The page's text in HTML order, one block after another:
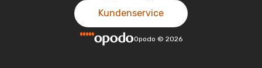
Kundenservice
Opodo © 2026